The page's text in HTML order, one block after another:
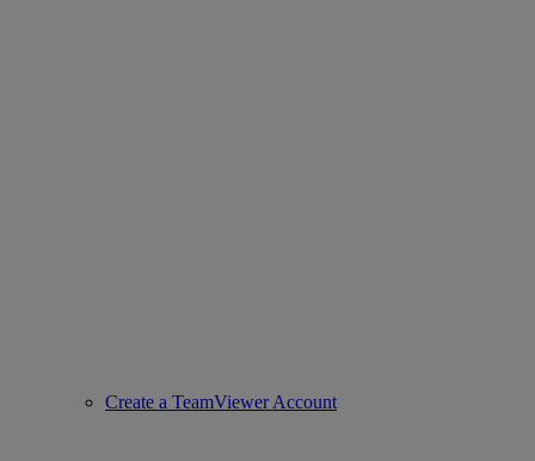
Create a TeamViewer Account